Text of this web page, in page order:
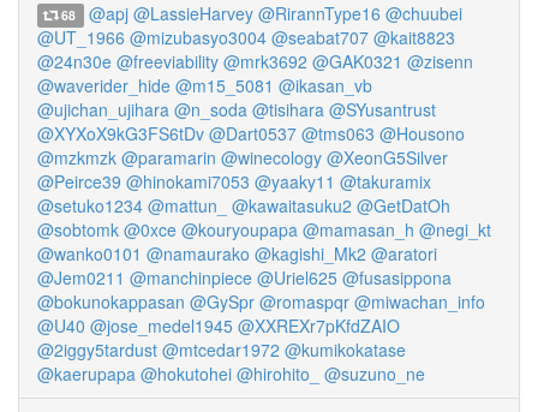
68 @apj @LassieHarvey @RirannType16 @chuubei
@UT_1966 @mizubasyo3004 @seabat707 @kait8823
@24n30e @freeviability @mrk3692 @GAK0321 @zisenn
@waverider_hide @m15_5081 @ikasan_vb
@ujichan_ujihara @n_soda @tisihara @SYusantrust
@XYXoX9kG3FS6tDv @Dart0537 @tms063 @Housono
@mzkmzk @paramarin @winecology @XeonG5Silver
@Peirce39 @hinokami7053 @yaaky11 @takuramix
@setuko1234 @mattun_ @kawaitasuku2 @GetDatOh
@sobtomk @0xce @kouryoupapa @mamasan_h @negi_kt
@wanko0101 @namaurako @kagishi_Mk2 @aratori
@Jem0211 @manchinpiece @Uriel625 @fusasippona
@bokunokappasan @GySpr @romaspqr @miwachan_info
@U40 @jose_medel1945 @XXREXr7pKfdZAIO
@2iggy5tardust @mtcedar1972 @kumikokatase
@kaerupapa @hokutohei @hirohito_ @suzuno_ne